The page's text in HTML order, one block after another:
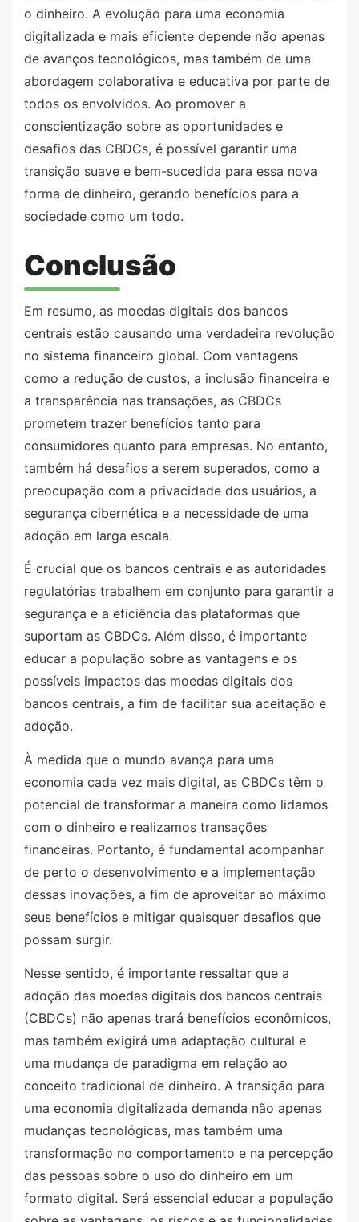
o dinheiro. A evolução para uma economia
digitalizada e mais eficiente depende não apenas
de avanços tecnológicos, mas também de uma
abordagem colaborativa e educativa por parte de
todos os envolvidos. Ao promover a
conscientização sobre as oportunidades e
desafios das CBDCs, é possível garantir uma
transição suave e bem-sucedida para essa nova
forma de dinheiro, gerando benefícios para a
sociedade como um todo.
Conclusão
Em resumo, as moedas digitais dos bancos
centrais estão causando uma verdadeira revolução
no sistema financeiro global. Com vantagens
como a redução de custos, a inclusão financeira e
a transparência nas transações, as CBDCs
prometem trazer benefícios tanto para
consumidores quanto para empresas. No entanto,
também há desafios a serem superados, como a
preocupação com a privacidade dos usuários, a
segurança cibernética e a necessidade de uma
adoção em larga escala.
É crucial que os bancos centrais e as autoridades
regulatórias trabalhem em conjunto para garantir a
segurança e a eficiência das plataformas que
suportam as CBDCs. Além disso, é importante
educar a população sobre as vantagens e os
possíveis impactos das moedas digitais dos
bancos centrais, a fim de facilitar sua aceitação e
adoção.
À medida que o mundo avança para uma
economia cada vez mais digital, as CBDCs têm o
potencial de transformar a maneira como lidamos
com o dinheiro e realizamos transações
financeiras. Portanto, é fundamental acompanhar
de perto o desenvolvimento e a implementação
dessas inovações, a fim de aproveitar ao máximo
seus benefícios e mitigar quaisquer desafios que
possam surgir.
Nesse sentido, é importante ressaltar que a
adoção das moedas digitais dos bancos centrais
(CBDCs) não apenas trará benefícios econômicos,
mas também exigirá uma adaptação cultural e
uma mudança de paradigma em relação ao
conceito tradicional de dinheiro. A transição para
uma economia digitalizada demanda não apenas
mudanças tecnológicas, mas também uma
transformação no comportamento e na percepção
das pessoas sobre o uso do dinheiro em um
formato digital. Será essencial educar a população